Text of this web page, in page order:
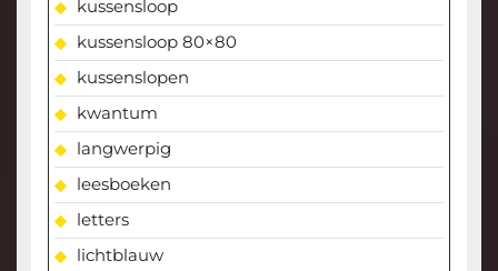
kussensloop
kussensloop 80×80
kussenslopen
kwantum
langwerpig
leesboeken
letters
lichtblauw